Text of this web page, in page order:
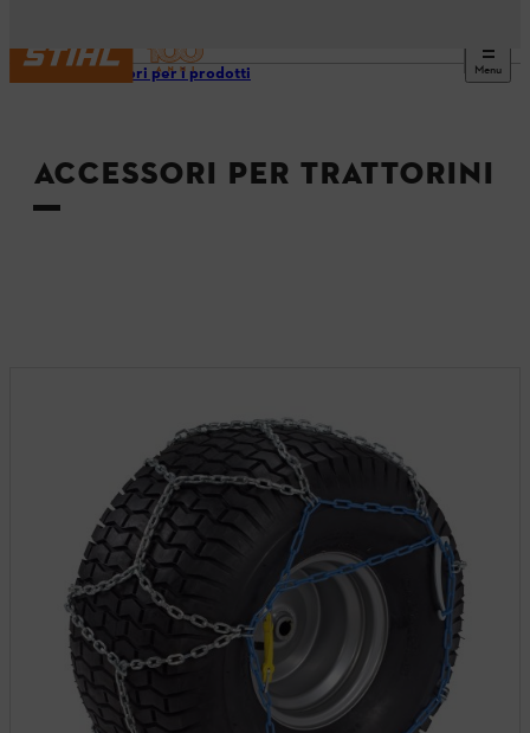
Menu
Accessori per i prodotti
ACCESSORI PER TRATTORINI